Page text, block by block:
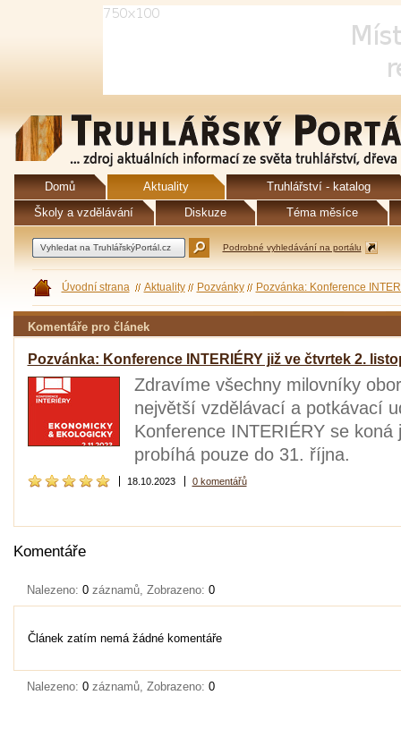
Domů Aktuality
Truhlářství - katalog
Školy a vzdělávání
Diskuze Téma měsíce
Podrobné vyhledávání na portálu
Úvodní strana Aktuality Pozvánky Pozvánka: Konference
Komentáře pro článek
Pozvánka: Konference INTERIÉRY již ve čtvrtek 2.
Zdravíme všechny milovníky
největší vzdělávací a potkávací
Konference INTERIÉRY se
probíhá pouze do 31. října.
18.10.2023 0 komentářů
Komentáře
Nalezeno: 0 záznamů, Zobrazeno: 0
Článek zatím nemá žádné komentáře
Nalezeno: 0 záznamů, Zobrazeno: 0